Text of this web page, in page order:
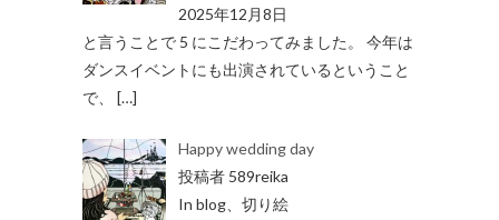
2025年12月8日
と言うことで 5 にこだわってみました。 今年は
ダンスイベントにも出演されているということ
で、 […]
Happy wedding day
投稿者 589reika
In blog、切り絵